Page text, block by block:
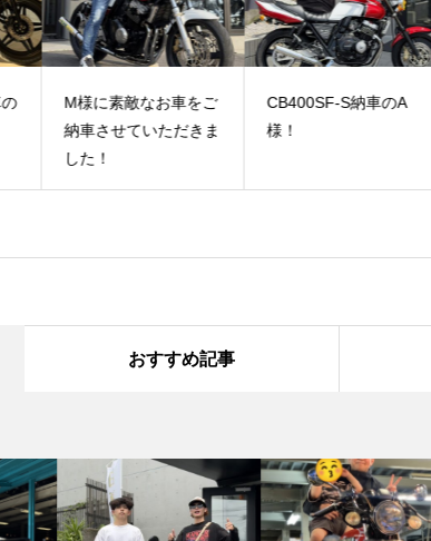
M様に素敵なお車をご
納車させていただきま
CB400SF-S納車のA
様！
Ｃ
おすすめ記事